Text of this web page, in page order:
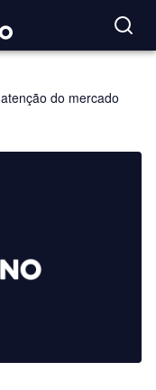
do mercado